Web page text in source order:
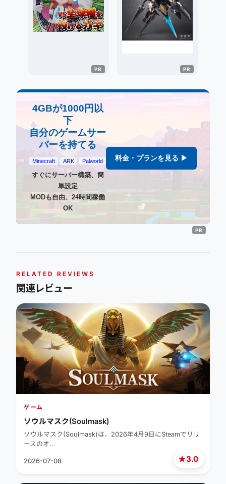
4GBが1000円以
下
自分のゲームサー
バーを持てる
Minecraft ARK Palworld
すぐにサーバー構築、簡
単設定
MODも自由、24時間稼働
OK
料金・プランを見る ▶
RELATED REVIEWS
関連レビュー
★3.0
ゲーム
ソウルマスク(Soulmask)
ソウルマスク(Soulmask)は、2026年4月9日にSteamでリリ
ースのオ…
2026-07-08